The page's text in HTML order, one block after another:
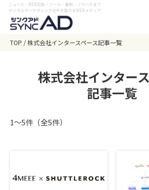
ニュース・WEB広告・ツール・事例・ノウハウまで
デジタルマーケティングの今を届けるWEBメディア
TOP 株式会社インタースペース記事一覧
株式会社インター
記事一覧
1〜5件（全5件）